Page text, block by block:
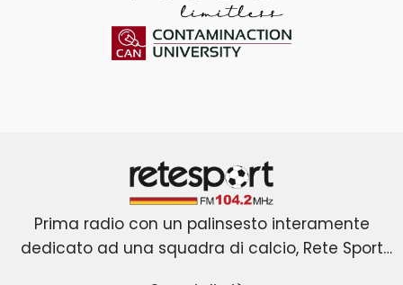
ToYou
Retesport 104.2 FM
Prima radio con un palinsesto interamente
dedicato ad una squadra di calcio, Rete Sport